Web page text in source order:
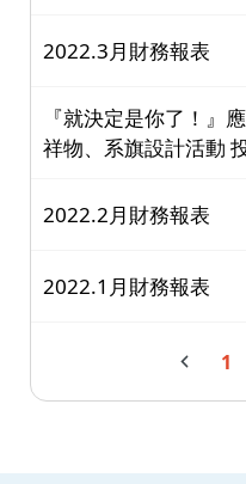
2022.3月財務報表
『就決定是你了！』
祥物、系旗設計活動
2022.2月財務報表
2022.1月財務報表
1